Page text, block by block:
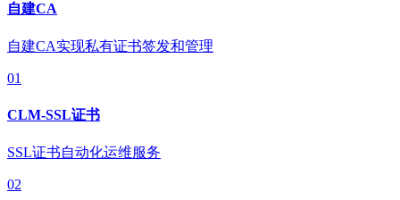
自建CA
自建CA实现私有证书签发和管理
01
CLM-SSL证书
SSL证书自动化运维服务
02